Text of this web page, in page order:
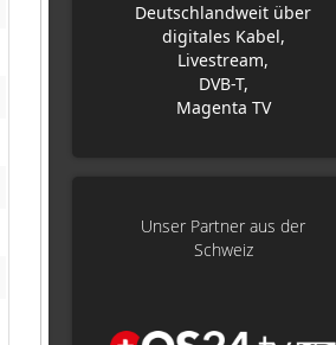
Deutschlandweit über
digitales Kabel,
Livestream,
DVB-T,
Magenta TV
Unser Partner aus der
Schweiz